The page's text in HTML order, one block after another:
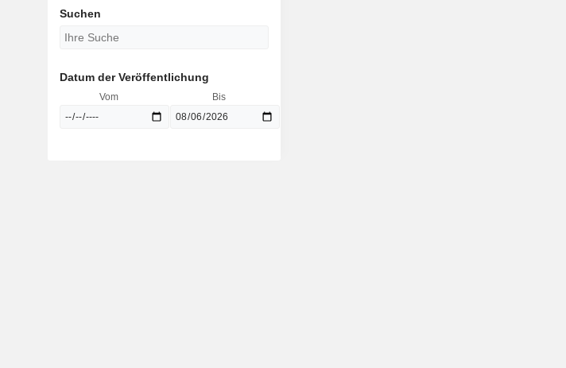
Suchen
Datum der Veröffentlichung
Vom Bis